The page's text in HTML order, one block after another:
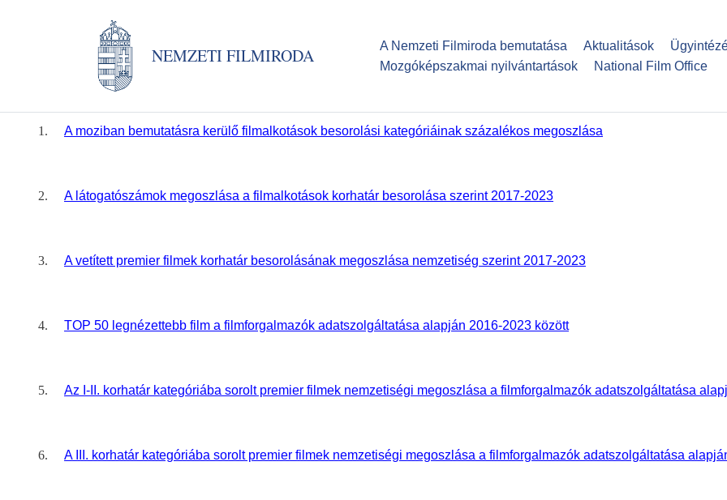
tartalomra
NEMZETI FILMIRODA A Nemzeti Filmiroda bemutatása Aktualitások
Mozgóképszakmai nyilvántartások
National Film Office
1. A moziban bemutatásra kerülő filmalkotások besorolási kategóriáinak százalékos megoszlása
2. A látogatószámok megoszlása a filmalkotások korhatár besorolása szerint 2017-2023
3. A vetített premier filmek korhatár besorolásának megoszlása nemzetiség szerint 2017-2023
4. TOP 50 legnézettebb film a filmforgalmazók adatszolgáltatása alapján 2016-2023 között
5. Az I-II. korhatár kategóriába sorolt premier filmek nemzetiségi megoszlása a filmforgalmazók adatszolgáltatása
6. A III. korhatár kategóriába sorolt premier filmek nemzetiségi megoszlása a filmforgalmazók adatszolgáltatása